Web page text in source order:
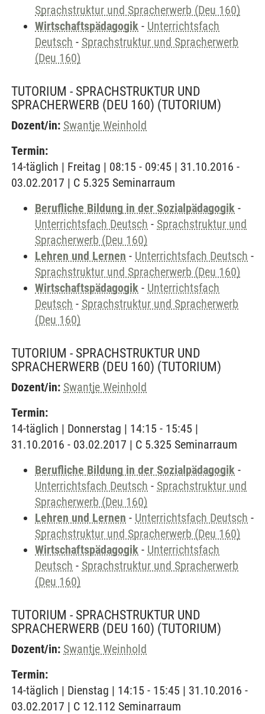
Sprachstruktur und Spracherwerb (Deu 160)
Wirtschaftspädagogik - Unterrichtsfach
Deutsch - Sprachstruktur und Spracherwerb
(Deu 160)
TUTORIUM - SPRACHSTRUKTUR UND
SPRACHERWERB (DEU 160) (TUTORIUM)
Dozent/in: Swantje Weinhold
Termin:
14-täglich | Freitag | 08:15 - 09:45 | 31.10.2016 -
03.02.2017 | C 5.325 Seminarraum
Berufliche Bildung in der Sozialpädagogik -
Unterrichtsfach Deutsch - Sprachstruktur und
Spracherwerb (Deu 160)
Lehren und Lernen - Unterrichtsfach Deutsch -
Sprachstruktur und Spracherwerb (Deu 160)
Wirtschaftspädagogik - Unterrichtsfach
Deutsch - Sprachstruktur und Spracherwerb
(Deu 160)
TUTORIUM - SPRACHSTRUKTUR UND
SPRACHERWERB (DEU 160) (TUTORIUM)
Dozent/in: Swantje Weinhold
Termin:
14-täglich | Donnerstag | 14:15 - 15:45 |
31.10.2016 - 03.02.2017 | C 5.325 Seminarraum
Berufliche Bildung in der Sozialpädagogik -
Unterrichtsfach Deutsch - Sprachstruktur und
Spracherwerb (Deu 160)
Lehren und Lernen - Unterrichtsfach Deutsch -
Sprachstruktur und Spracherwerb (Deu 160)
Wirtschaftspädagogik - Unterrichtsfach
Deutsch - Sprachstruktur und Spracherwerb
(Deu 160)
TUTORIUM - SPRACHSTRUKTUR UND
SPRACHERWERB (DEU 160) (TUTORIUM)
Dozent/in: Swantje Weinhold
Termin:
14-täglich | Dienstag | 14:15 - 15:45 | 31.10.2016 -
03.02.2017 | C 12.112 Seminarraum